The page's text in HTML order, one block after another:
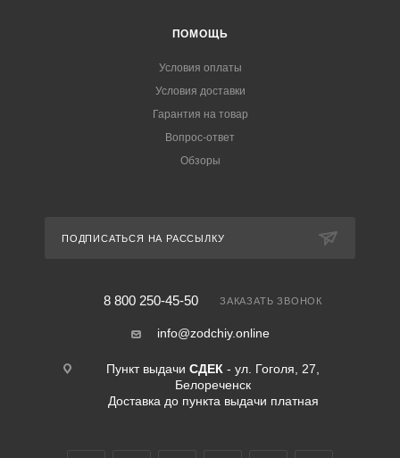
ПОМОЩЬ
Условия оплаты
Условия доставки
Гарантия на товар
Вопрос-ответ
Обзоры
ПОДПИСАТЬСЯ НА РАССЫЛКУ
8 800 250-45-50 ЗАКАЗАТЬ ЗВОНОК
info@zodchiy.online
Пункт выдачи СДЕК - ул. Гоголя, 27,
Белореченск
Доставка до пункта выдачи платная